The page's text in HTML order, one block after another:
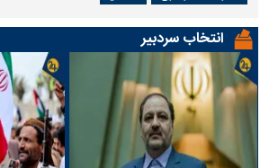
انتخاب سردبیر